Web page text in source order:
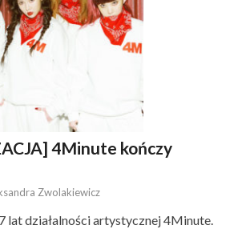
4Minute kończy
Zwolakiewicz
lat działalności artystycznej 4Minute.